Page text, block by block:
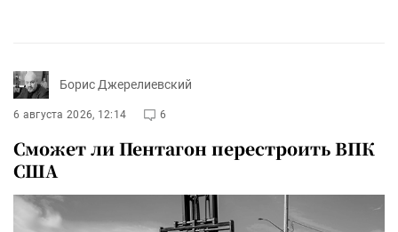
Борис Джерелиевский
6 августа 2026, 12:14 6
Сможет ли Пентагон перестроить ВПК
США